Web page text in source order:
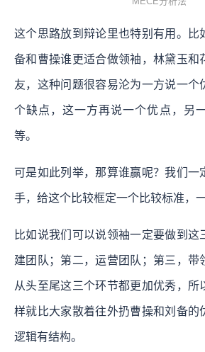
这个思路放到辩论里也特别有用。比
备和曹操谁更适合做领袖，林黛玉和
友，这种问题很容易沦为一方说一个
个缺点，这一方再说一个优点，另
等。
可是如此列举，那算谁赢呢？我们一
手，给这个比较框定一个比较标准，
比如说我们可以说领袖一定要做到这
建团队；第二，运营团队；第三，带
从头至尾这三个环节都更加优秀，所
样就比大家散着往外扔曹操和刘备的
逻辑有结构。